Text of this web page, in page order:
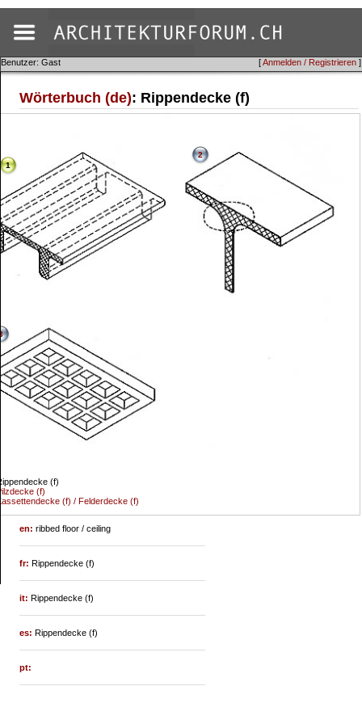
[Anmelden / Registrieren ]
Benutzer: Gast
Wörterbuch (de): Rippendecke (f)
1
(f)
(f)
2
(f) / Felderdecke (f)
en:ribbed floor / ceiling
fr:Rippendecke (f)
it:Rippendecke (f)
es:Rippendecke (f)
pt: